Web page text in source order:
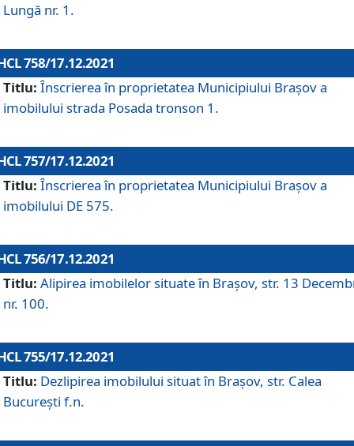
Lungă nr. 1.
758/17.12.2021
Titlu: Înscrierea în proprietatea Municipiului Brașov a
imobilului strada Posada tronson 1.
757/17.12.2021
Titlu: Înscrierea în proprietatea Municipiului Brașov a
imobilului DE 575.
756/17.12.2021
Titlu: Alipirea imobilelor situate în Brașov, str. 13
nr. 100.
755/17.12.2021
Titlu: Dezlipirea imobilului situat în Brașov, str. Calea
București f.n.